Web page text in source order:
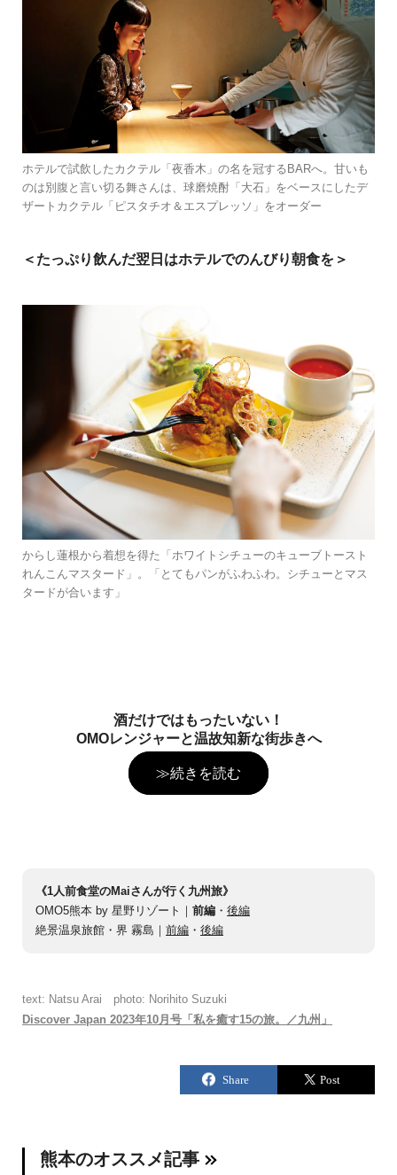
ホテルで試飲したカクテル「夜香木」の名を冠するBARへ。甘いも
のは別腹と言い切る舞さんは、球磨焼酎「大石」をベースにしたデ
ザートカクテル「ピスタチオ＆エスプレッソ」をオーダー
＜たっぷり飲んだ翌日はホテルでのんびり朝食を＞
からし蓮根から着想を得た「ホワイトシチューのキューブトースト
れんこんマスタード」。「とてもパンがふわふわ。シチューとマス
タードが合います」
酒だけではもったいない！
OMOレンジャーと温故知新な街歩きへ
≫続きを読む
《1人前食堂のMaiさんが行く九州旅》
OMO5熊本 by 星野リゾート｜ 前編 ・ 後編
絶景温泉旅館・界 霧島｜ 前編 ・ 後編
text: Natsu Arai photo: Norihito Suzuki
Discover Japan 2023年10月号「私を癒す15の旅。／九州」
熊本のオススメ記事